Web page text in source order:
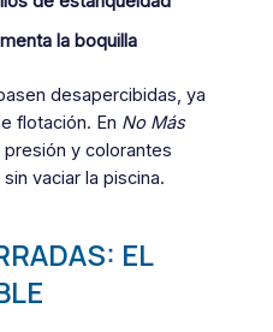
la boquilla
desapercibidas, ya
flotación. En No Más
y colorantes
vaciar la piscina.
EL